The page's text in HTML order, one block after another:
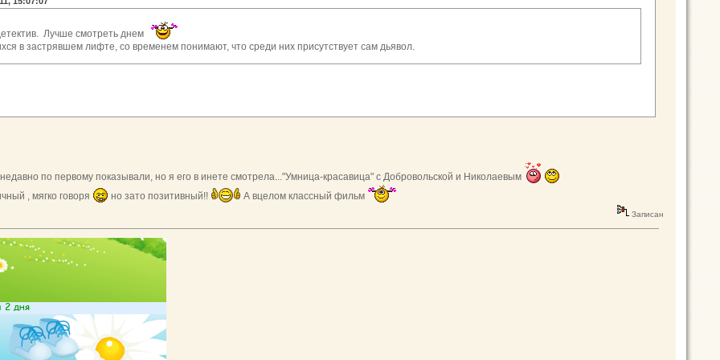
Лучше смотреть днем
в застрявшем лифте, со временем понимают, что среди них присутствует сам дьявол.
по первому показывали, но я его в инете смотрела..."Умница-красавица" с Добровольской и Николаевым
, мягко говоря
но зато позитивный!! А вцелом классный фильм
Записан